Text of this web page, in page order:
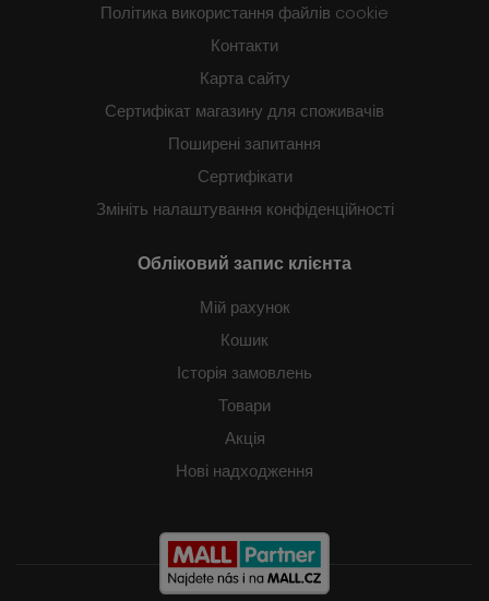
Політика використання файлів cookie
Контакти
Карта сайту
Сертифікат магазину для споживачів
Поширені запитання
Сертифікати
Змініть налаштування конфіденційності
Обліковий запис клієнта
Мій рахунок
Кошик
Історія замовлень
Товари
Акція
Нові надходження